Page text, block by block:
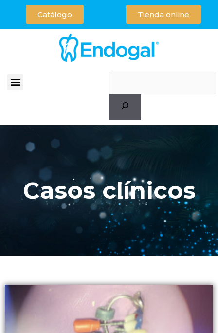
Catálogo Tienda online
Casos clínicos